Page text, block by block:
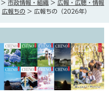
> 市政情報・組織 > 広報・広聴・情報
広報ちの > 広報ちの（2026年）